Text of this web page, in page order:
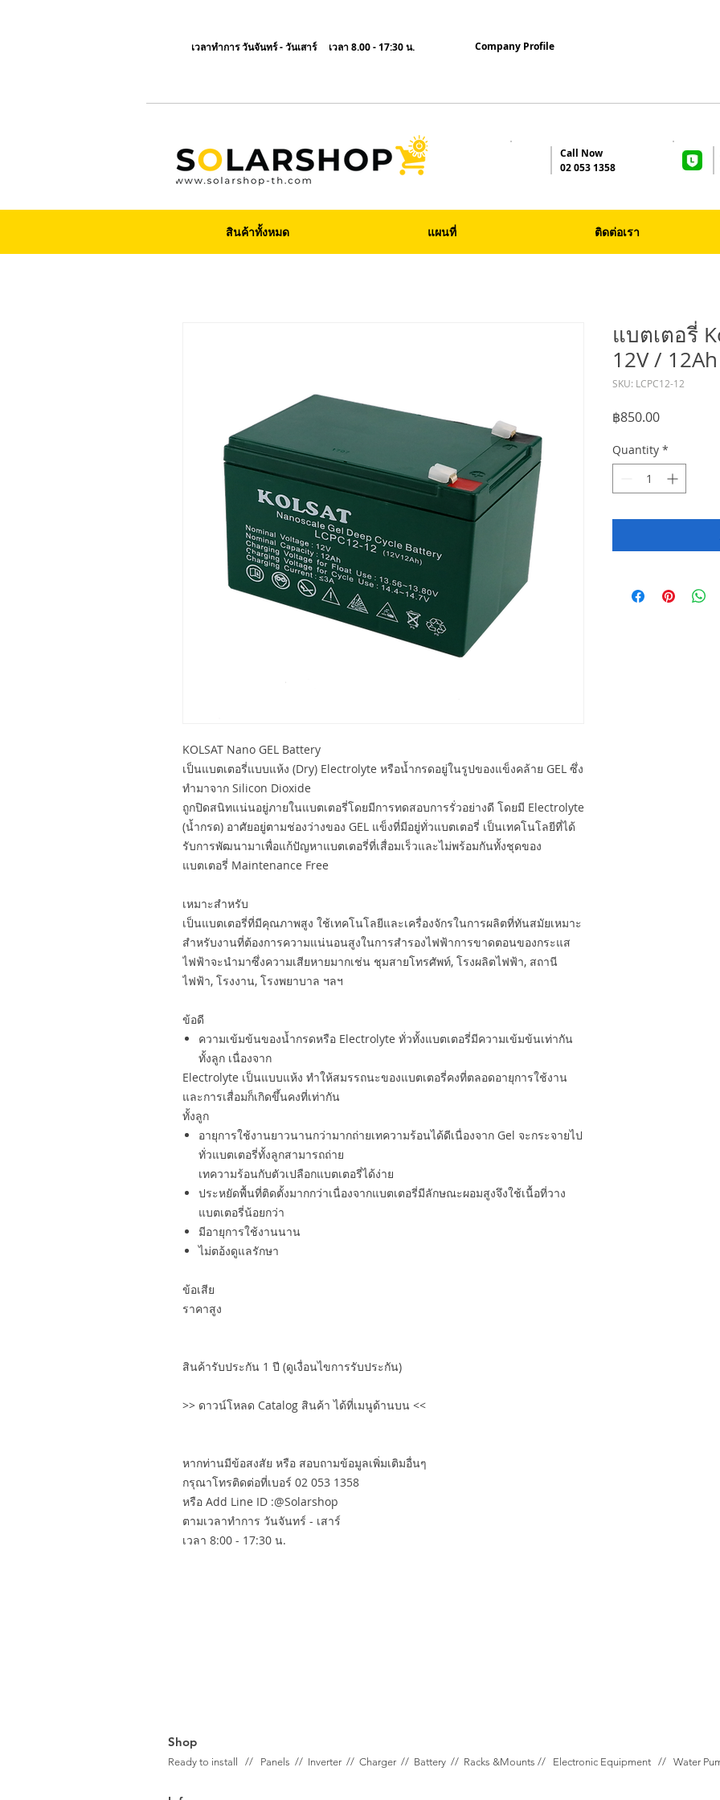
เวลาทำการ วันจันทร์ - วันเสาร์ เวลา 8.00 - 17:30 น. Company Profile
Call Now
02 053 1358
KOLSAT Nano GEL Battery
เป็นแบตเตอรี่แบบแห้ง (Dry) Electrolyte หรือน้ำกรดอยู่ในรูปของแข็งคล้าย GEL ซึ่ง
ทำมาจาก Silicon Dioxide
ถูกปิดสนิทแน่นอยู่ภายในแบตเตอรี่โดยมีการทดสอบการรั่วอย่างดี โดยมี Electrolyte
(น้ำกรด) อาศัยอยู่ตามช่องว่างของ GEL แข็งที่มีอยู่ทั่วแบตเตอรี่ เป็นเทคโนโลยีที่ได้
รับการพัฒนามาเพื่อแก้ปัญหาแบตเตอรี่ที่เสื่อมเร็วและไม่พร้อมกันทั้งชุดของ
แบตเตอรี่ Maintenance Free
เหมาะสำหรับ
เป็นแบตเตอรี่ที่มีคุณภาพสูง ใช้เทคโนโลยีและเครื่องจักรในการผลิตที่ทันสมัยเหมาะ
สำหรับงานที่ต้องการความแน่นอนสูงในการสำรองไฟฟ้าการขาดตอนของกระแส
ไฟฟ้าจะนำมาซึ่งความเสียหายมากเช่น ชุมสายโทรศัพท์, โรงผลิตไฟฟ้า, สถานี
ไฟฟ้า, โรงงาน, โรงพยาบาล ฯลฯ
ข้อดี
ความเข้มข้นของน้ำกรดหรือ Electrolyte ทั่วทั้งแบตเตอรี่มีความเข้มข้นเท่ากัน
ทั้งลูก เนื่องจาก
Electrolyte เป็นแบบแห้ง ทำให้สมรรถนะของแบตเตอรี่คงที่ตลอดอายุการใช้งาน
และการเสื่อมก็เกิดขึ้นคงที่เท่ากัน
ทั้งลูก
อายุการใช้งานยาวนานกว่ามากถ่ายเทความร้อนได้ดีเนื่องจาก Gel จะกระจายไป
ทั่วแบตเตอรี่ทั้งลูกสามารถถ่าย
เทความร้อนกับตัวเปลือกแบตเตอรี่ได้ง่าย
ประหยัดพื้นที่ติดตั้งมากกว่าเนื่องจากแบตเตอรี่มีลักษณะผอมสูงจึงใช้เนื้อที่วาง
แบตเตอรี่น้อยกว่า
มีอายุการใช้งานนาน
ไม่ตอ้งดูแลรักษา
ข้อเสีย
ราคาสูง
สินค้ารับประกัน 1 ปี (ดูเงื่อนไขการรับประกัน)
>> ดาวน์โหลด Catalog สินค้า ได้ที่เมนูด้านบน <<
หากท่านมีข้อสงสัย หรือ สอบถามข้อมูลเพิ่มเติมอื่นๆ
กรุณาโทรติดต่อที่เบอร์ 02 053 1358
หรือ Add Line ID :@Solarshop
ตามเวลาทำการ วันจันทร์ - เสาร์
เวลา 8:00 - 17:30 น.
แบตเตอรี่
12V / 12Ah
SKU: LCPC12-12
฿850.00Price
Quantity *
สินค้าทั้งหมด แผนที่ ติดต่อเรา
Shop
Ready to install // Panels // Inverter // Charger // Battery // Racks &Mounts // Electronic Equipment // Water